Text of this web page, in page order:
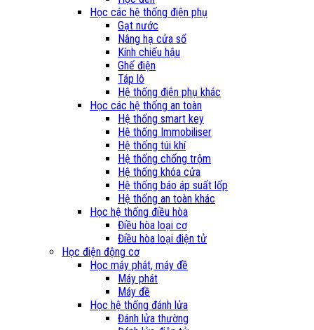
Học các hệ thống điện phụ
Gạt nước
Nâng hạ cửa sổ
Kính chiếu hậu
Ghế điện
Táp lô
Hệ thống điện phụ khác
Học các hệ thống an toàn
Hệ thống smart key
Hệ thống Immobiliser
Hệ thống túi khí
Hệ thống chống trộm
Hệ thống khóa cửa
Hệ thống báo áp suất lốp
Hệ thống an toàn khác
Học hệ thống điều hòa
Điều hòa loại cơ
Điều hòa loại điện tử
Học điện động cơ
Học máy phát, máy đề
Máy phát
Máy đề
Học hệ thống đánh lửa
Đánh lửa thường